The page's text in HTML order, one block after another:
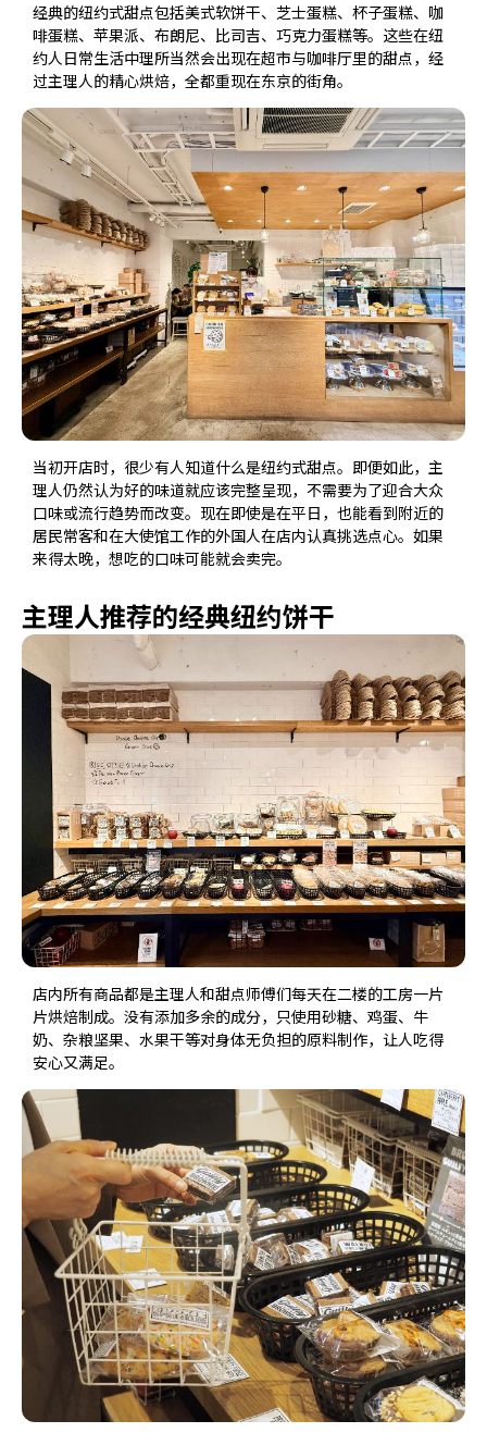
经典的纽约式甜点包括美式软饼干、芝士蛋糕、杯子蛋糕、咖
啡蛋糕、苹果派、布朗尼、比司吉、巧克力蛋糕等。这些在纽
约人日常生活中理所当然会出现在超市与咖啡厅里的甜点，经
过主理人的精心烘焙，全都重现在东京的街角。
当初开店时，很少有人知道什么是纽约式甜点。即便如此，主
理人仍然认为好的味道就应该完整呈现，不需要为了迎合大众
口味或流行趋势而改变。现在即使是在平日，也能看到附近的
居民常客和在大使馆工作的外国人在店内认真挑选点心。如果
来得太晚，想吃的口味可能就会卖完。
主理人推荐的经典纽约饼干
店内所有商品都是主理人和甜点师傅们每天在二楼的工房一片
片烘焙制成。没有添加多余的成分，只使用砂糖、鸡蛋、牛
奶、杂粮坚果、水果干等对身体无负担的原料制作，让人吃得
安心又满足。